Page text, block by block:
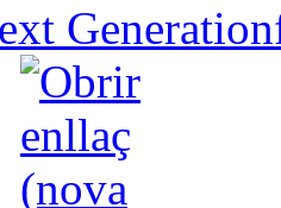
Generation